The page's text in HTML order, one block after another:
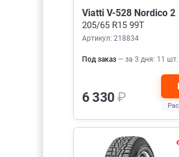
Viatti V-528 Nordico 2
205/65 R15 99T
Артикул: 218834
Под заказ — за 3 дня: 11 шт.
6 330₽